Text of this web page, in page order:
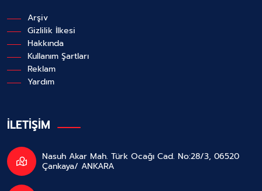
Arşiv
Gizlilik İlkesi
Hakkında
Kullanım Şartları
Reklam
Yardım
İLETİŞİM
Nasuh Akar Mah. Türk Ocağı Cad. No:28/3, 06520
Çankaya/ ANKARA